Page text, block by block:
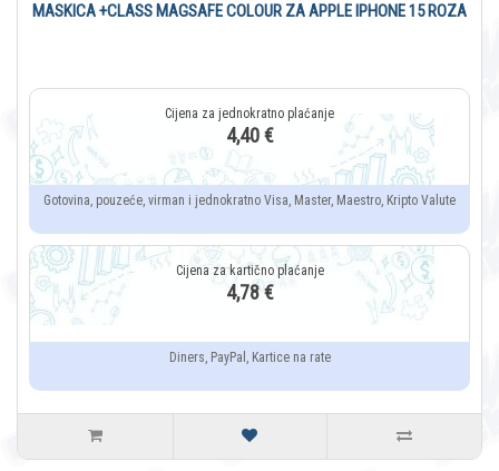
MASKICA +CLASS MAGSAFE COLOUR ZA APPLE IPHONE 15 ROZA
4,40 €
Gotovina, pouzeće, virman i jednokratno Visa, Master, Maestro, Kripto Valute
4,78 €
Diners, PayPal, Kartice na rate